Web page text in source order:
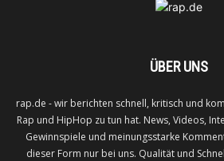
ÜBER UNS
rap.de - wir berichten schnell, kritisch und
Rap und HipHop zu tun hat. News, Videos,
Gewinnspiele und meinungsstarke
dieser Form nur bei uns. Qualität und